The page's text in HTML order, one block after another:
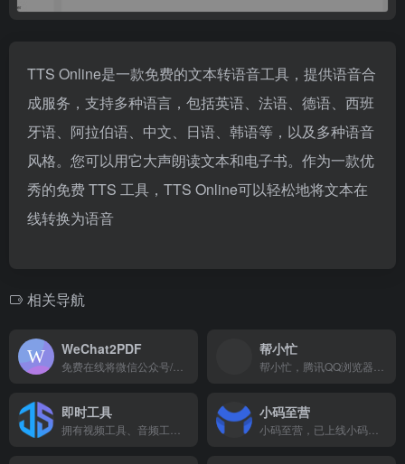
TTS Online是一款免费的文本转语音工具，提供语音合
成服务，支持多种语言，包括英语、法语、德语、西班
牙语、阿拉伯语、中文、日语、韩语等，以及多种语音
风格。您可以用它大声朗读文本和电子书。作为一款优
秀的免费 TTS 工具，TTS Online可以轻松地将文本在
线转换为语音
相关导航
WeChat2PDF 帮小忙
即时工具 小码至营